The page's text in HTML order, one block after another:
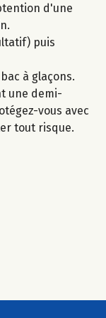
d'une
puis
à glaçons.
une demi-
vous avec
tout risque.